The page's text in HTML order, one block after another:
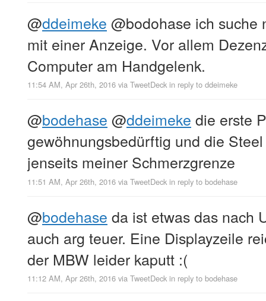
@ddeimeke @bodohase ich suche
mit einer Anzeige. Vor allem
Computer am Handgelenk.
11:54 AM, Apr 26th, 2016 via TweetDeck in reply to ddeimeke
@bodehase @ddeimeke die erste
gewöhnungsbedürftig und die
jenseits meiner Schmerzgrenze
11:51 AM, Apr 26th, 2016 via TweetDeck in reply to bodehase
@bodehase da ist etwas das nach
auch arg teuer. Eine Displayzeile
der MBW leider kaputt :(
11:12 AM, Apr 26th, 2016 via TweetDeck in reply to bodehase